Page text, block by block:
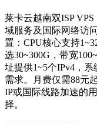
莱卡云越南双ISP
域服务及国际网络访
置：CPU核心支持
选30~300G，带宽
址提供1~5个IPv4，
需求。月费仅需88元
IP或国际线路加速的
择。